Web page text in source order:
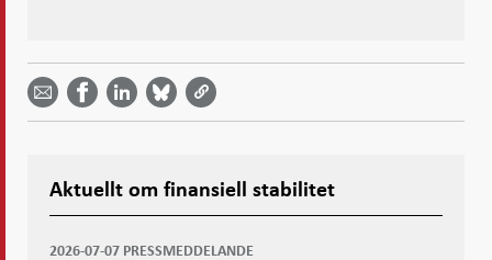
Dela
email -
Öppnas
Dela på
Facebook
- Öppnas
Dela på
LinkedIn
-
Öppnas
på
Bluesky
-
på
Twitter
-
Aktuellt om finansiell stabilitet
2026-07-07 PRESSMEDDELANDE